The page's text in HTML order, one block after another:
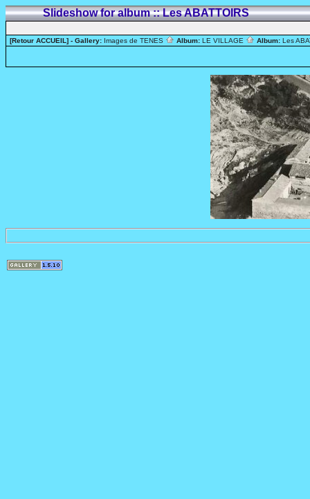
Slideshow for album :: Les ABATTOIRS
[Retour ACCUEIL] - Gallery: Images de TENES Album: LE VILLAGE Album: Les